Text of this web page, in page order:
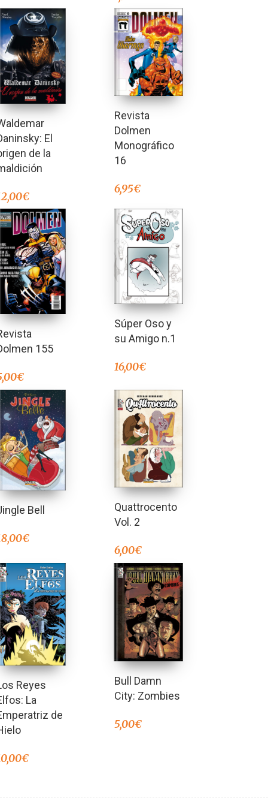
El
de la
€
Revista
Dolmen
Monográfico
16
6,95€
155
€
Súper Oso y
su Amigo n.1
16,00€
Bell
€
Quattrocento
Vol. 2
6,00€
Reyes
La
de
€
Bull Damn
City: Zombies
5,00€